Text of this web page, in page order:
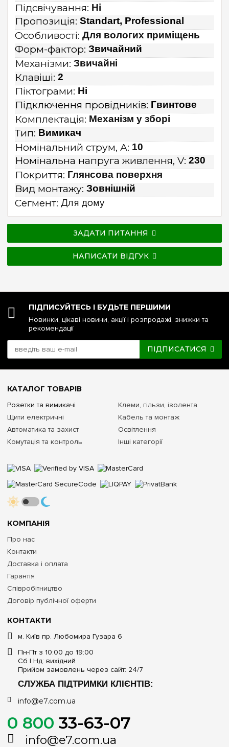
Підсвічування: Ні
Пропозиція: Standart, Professional
Особливості: Для вологих приміщень
Форм-фактор: Звичайний
Механізми: Звичайні
Клавіші: 2
Піктограми: Ні
Підключення провідників: Гвинтове
Комплектація: Механізм у зборі
Тип: Вимикач
Номінальний струм, А: 10
Номінальна напруга живлення, V: 230
Покриття: Глянсова поверхня
Вид монтажу: Зовнішній
Сегмент: Для дому
ЗАДАТИ ПИТАННЯ
НАПИСАТИ ВІДГУК
ПІДПИСУЙТЕСЬ І БУДЬТЕ ПЕРШИМИ
Новинки, цікаві новини, акції і розпродажі, знижки та
рекомендації
ПІДПИСАТИСЯ
КОНТАКТИ
м. Київ пр. Любомира Гузара 6
Пн-Пт з 10:00 до 19:00
Сб | Нд: вихідний
Прийом замовлень через сайт: 24/7
СЛУЖБА ПІДТРИМКИ КЛІЄНТІВ:
info@e7.com.ua
0 800 33-63-07
info@e7.com.ua
КОМПАНІЯ
Про нас
Контакти
Доставка і оплата
Гарантія
Співробітництво
Договір публічної оферти
КАТАЛОГ ТОВАРІВ
Розетки та вимикачі
Щити електричні
Автоматика та захист
Комутація та контроль
Клеми, гільзи, ізолента
Кабель та монтаж
Освітлення
Інші категорії